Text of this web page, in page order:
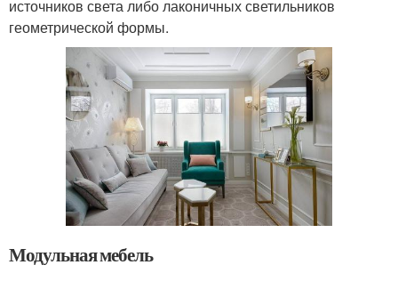
источников света либо лаконичных светильников
геометрической формы.
Модульная мебель